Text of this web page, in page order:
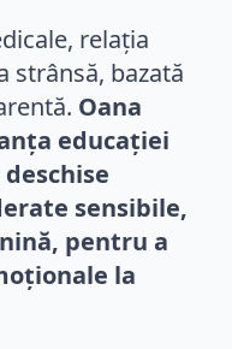
relația
strânsă, bazată
Oana
educației
sensibile,
pentru a
la